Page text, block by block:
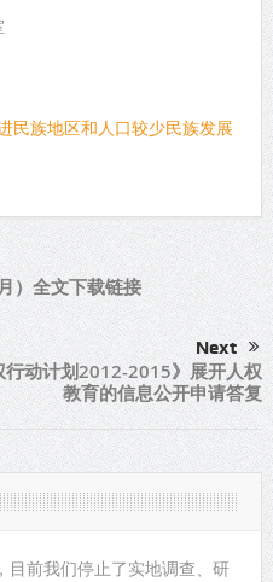
民族地区和人口较少民族发展
）全文下载链接
Next
动计划2012-2015》展开人权
教育的信息公开申请答复
目前我们停止了实地调查、研